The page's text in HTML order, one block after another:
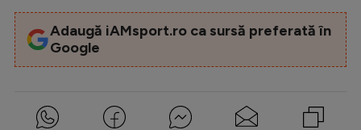
Adaugă iAMsport.ro ca sursă preferată în
Google